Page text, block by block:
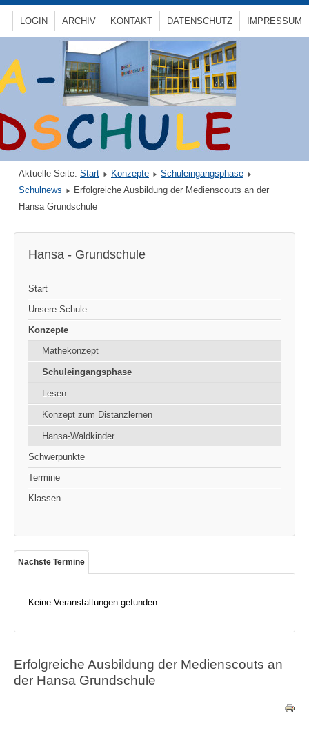
IMPRESSUM
DATENSCHUTZ
KONTAKT
ARCHIV
LOGIN
Aktuelle Seite: Start Konzepte
Schuleingangsphase
Schulnews
Erfolgreiche Ausbildung der Medienscouts an der
Hansa Grundschule
Hansa - Grundschule
Start
Unsere Schule
Konzepte
Mathekonzept
Schuleingangsphase
Lesen
Konzept zum Distanzlernen
Hansa-Waldkinder
Schwerpunkte
Termine
Klassen
Nächste Termine
Keine Veranstaltungen gefunden
Erfolgreiche Ausbildung der Medienscouts an
der Hansa Grundschule